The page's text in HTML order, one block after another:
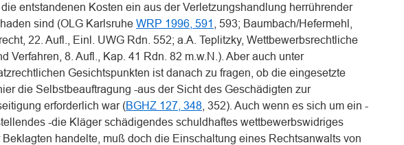
entstandenen Kosten ein aus der Verletzungshandlung herrührender
sind (OLG Karlsruhe WRP 1996, 591
, 593; Baumbach/Hefermehl,
22. Aufl., Einl. UWG Rdn. 552; a.A. Teplitzky, Wettbewerbsrechtliche
Verfahren, 8. Aufl., Kap. 41 Rdn. 82 m.w.N.). Aber auch unter
Gesichtspunkten ist danach zu fragen, ob die eingesetzte
die Selbstbeauftragung -aus der Sicht des Geschädigten zur
erforderlich war (BGHZ 127, 348 , 352). Auch wenn es sich um ein -
-die Kläger schädigendes schuldhaftes wettbewerbswidriges
Beklagten handelte, muß doch die Einschaltung eines Rechtsanwalts von